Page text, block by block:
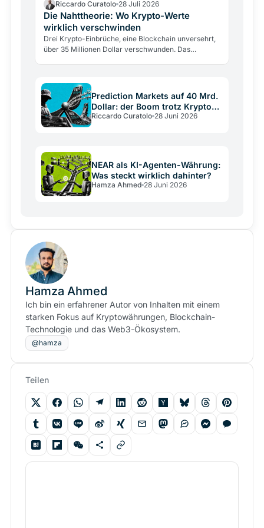
Riccardo Curatolo 28 Juli 2026
Die Nahttheorie: Wo Krypto-Werte
wirklich verschwinden
Drei Krypto-Einbrüche, eine Blockchain unversehrt,
über 35 Millionen Dollar verschwunden. Das
Prediction Markets auf 40 Mrd.
Dollar: der Boom trotz Krypto-
Crash
Riccardo Curatolo 28 Juni 2026
NEAR als KI-Agenten-Währung:
Was steckt wirklich dahinter?
Hamza Ahmed 28 Juni 2026
Hamza Ahmed
Ich bin ein erfahrener Autor von Inhalten mit einem
starken Fokus auf Kryptowährungen, Blockchain-
Technologie und das Web3-Ökosystem.
@hamza
Teilen